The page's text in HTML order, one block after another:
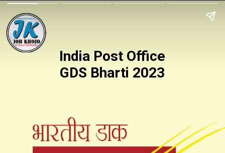
India Post Office
GDS Bharti 2023